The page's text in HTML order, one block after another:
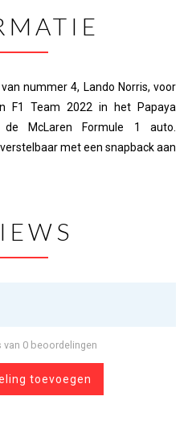
nummer 4, Lando Norris, voor
F1 Team 2022 in het Papaya
McLaren Formule 1 auto.
met een snapback aan
van 0 beoordelingen
toevoegen